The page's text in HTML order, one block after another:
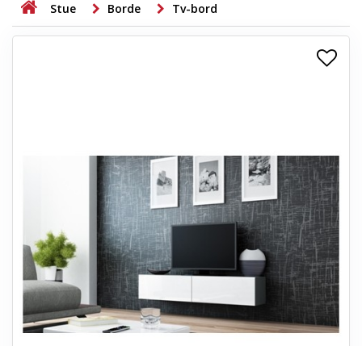
+
STUE
+
+
+
+
+
LAMPER
+
HAVEMØBLER
+
ENTREMØBLER
Stue Borde Tv-bord